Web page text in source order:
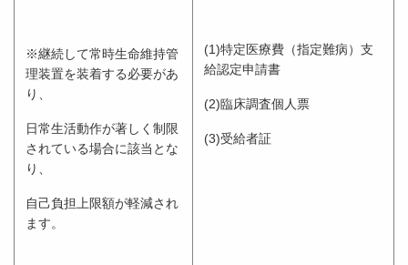
※継続して常時生命維持管
理装置を装着する必要があ
り、
日常生活動作が著しく制限
されている場合に該当とな
り、
自己負担上限額が軽減され
ます。
(1)特定医療費（指定難病）支
給認定申請書
(2)臨床調査個人票
(3)受給者証